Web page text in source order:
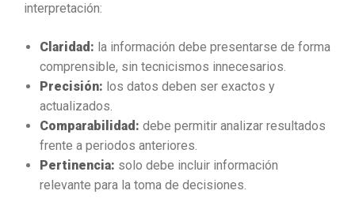
interpretación:
Claridad: la información debe presentarse de forma
comprensible, sin tecnicismos innecesarios.
Precisión: los datos deben ser exactos y
actualizados.
Comparabilidad: debe permitir analizar resultados
frente a periodos anteriores.
Pertinencia: solo debe incluir información
relevante para la toma de decisiones.